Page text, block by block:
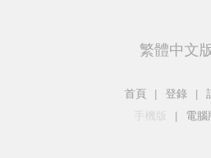
繁體中文
首頁 | 登錄 |
手機版
| 電腦